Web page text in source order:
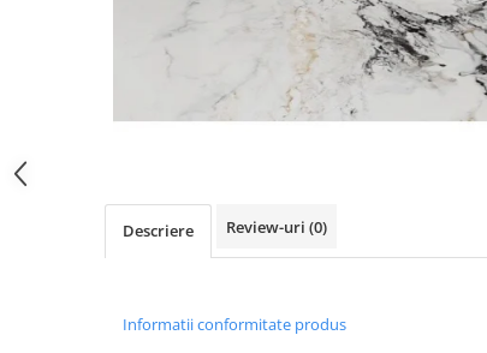
Descriere Review-uri (0)
Informatii conformitate produs